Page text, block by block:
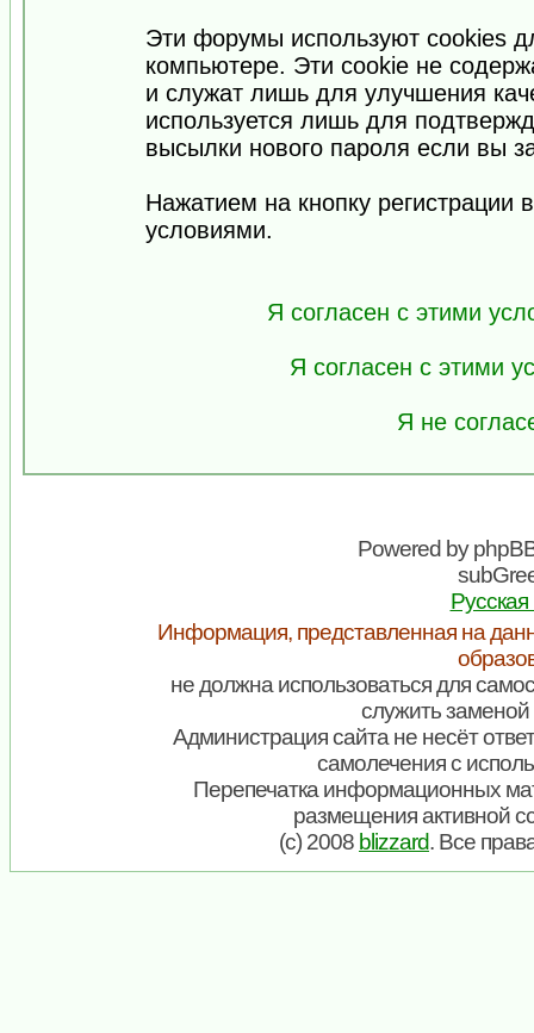
Эти форумы используют cookies
компьютере. Эти cookie не
и служат лишь для улучшения
используется лишь для
высылки нового пароля если вы
Нажатием на кнопку регистрации
условиями.
Я согласен с этими
Я согласен с этими
Я не
Powered by
Информация, представленная на
не должна использоваться для
служить заменой
Администрация сайта не несёт
самолечения с
Перепечатка информационных
размещения активной
(c) 2008 blizzard. Все